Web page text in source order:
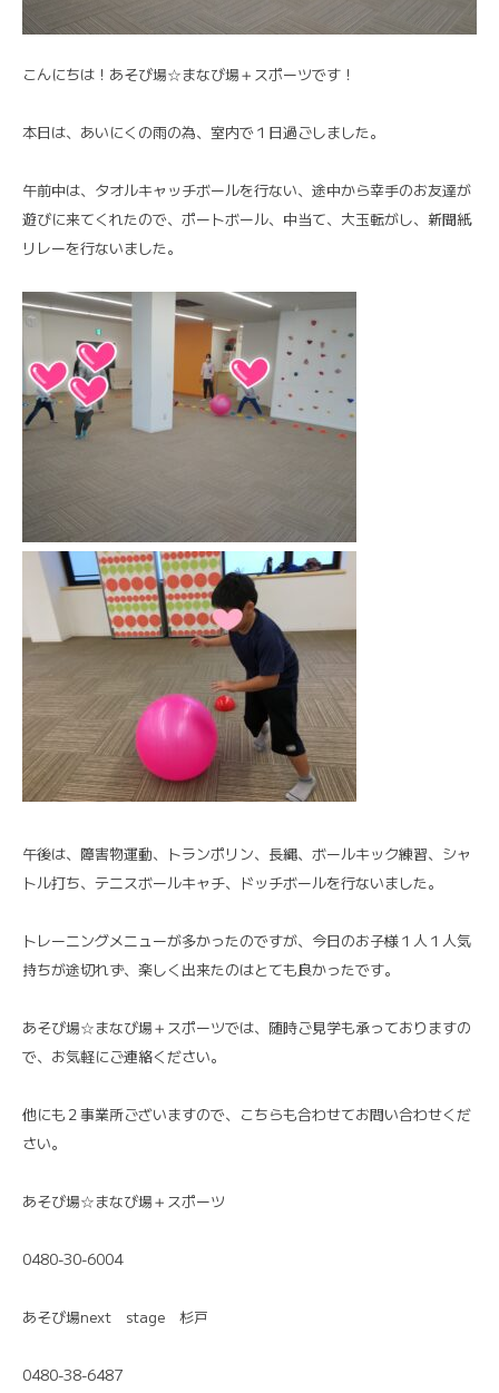
こんにちは！あそび場☆まなび場＋スポーツです！
本日は、あいにくの雨の為、室内で１日過ごしました。
午前中は、タオルキャッチボールを行ない、途中から幸手のお友達が
遊びに来てくれたので、ポートボール、中当て、大玉転がし、新聞紙
リレーを行ないました。
午後は、障害物運動、トランポリン、長縄、ボールキック練習、シャ
トル打ち、テニスボールキャチ、ドッチボールを行ないました。
トレーニングメニューが多かったのですが、今日のお子様１人１人気
持ちが途切れず、楽しく出来たのはとても良かったです。
あそび場☆まなび場＋スポーツでは、随時ご見学も承っておりますの
で、お気軽にご連絡ください。
他にも２事業所ございますので、こちらも合わせてお問い合わせくだ
さい。
あそび場☆まなび場＋スポーツ
0480-30-6004
あそび場next stage 杉戸
0480-38-6487